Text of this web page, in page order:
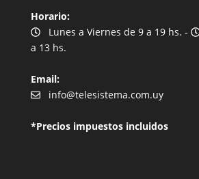
Horario:
Lunes a Viernes de 9 a 19 hs. -
a 13 hs.
Email:
info@telesistema.com.uy
*Precios impuestos incluidos